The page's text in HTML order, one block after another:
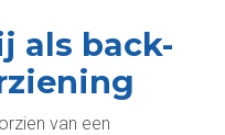
als back-
van een